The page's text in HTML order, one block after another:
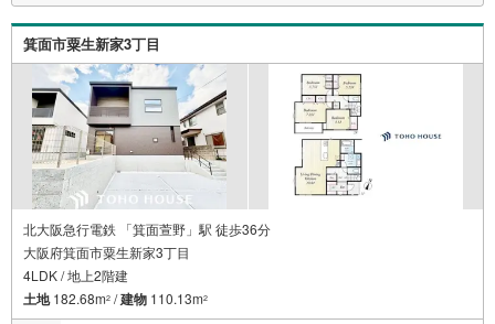
■キッズスペースもございますので、小さなお子様がいらっしゃるご家庭も
お気軽のご来場ください！
＝＝＝＝＝＝＝＝＝＝＝＝＝＝＝＝＝＝＝＝＝＝＝＝＝＝＝＝＝＝
【営業時間 10:00～19:00】（定休日なし）火曜日・水曜日も営業しており
ます。
上記時間はお電話が繋がりやすくなっております。ぜひお気軽にご連絡下
さい！
現地を見学される場合は「室内・現地を見学する（無料）」ボタンより
ご希望の日時をご記入いただけますとスムーズにご案内が可能です。
＝＝＝＝＝＝＝＝＝＝＝＝＝＝＝＝＝＝＝＝＝＝＝＝＝＝＝＝＝＝
■リフォーム担当、ローン担当が居ますので、何でも気軽にご相談いただけ
ます！
■リフォーム担当と一緒に現地見学を行い、その場でリフォームのご提案等
をさせていただきます！
■その他、弊社独自の物件管理システム「Willing-Navi」で、お客様にぴっ
たりの物件のご紹介が可能です！
箕面市粟生新家3丁目
北大阪急行電鉄 「箕面萱野」駅 徒歩36分
大阪府箕面市粟生新家3丁目
4LDK / 地上2階建
土地182.68m2 /建物 110.13m2